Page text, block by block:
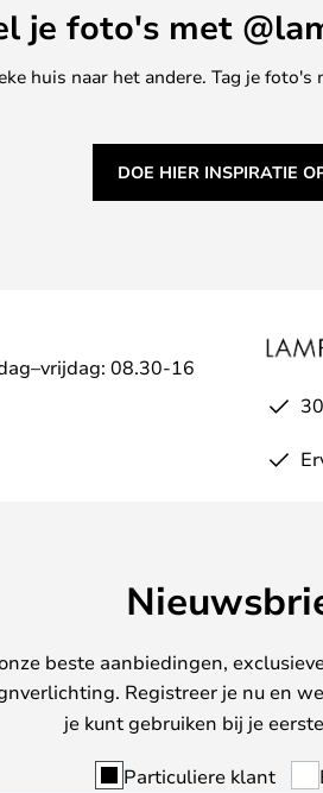
je foto's met
huis naar het andere. Tag je
DOE HIER INSPIRATIE
08.30-16
beste aanbiedingen,
Registreer je nu en
je kunt gebruiken bij je
Particuliere klant